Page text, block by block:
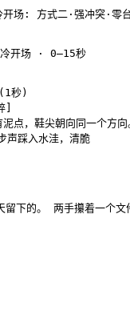
: 方式二·强冲突·零
冷开场 · 0–15秒
秒)
]
点，鞋尖朝向同一个方向
声踩入水洼，清脆
下的。 两手攥着一个